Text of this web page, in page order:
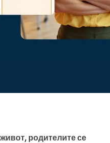
родителите се